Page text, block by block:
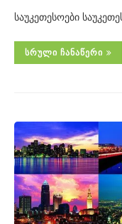
საუკეთესოები
ᲡᲠᲣᲚᲘ ᲩᲐᲜᲐᲬᲔᲠᲘ